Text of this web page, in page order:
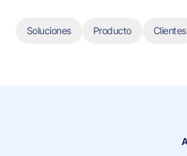
Soluciones Producto Clientes